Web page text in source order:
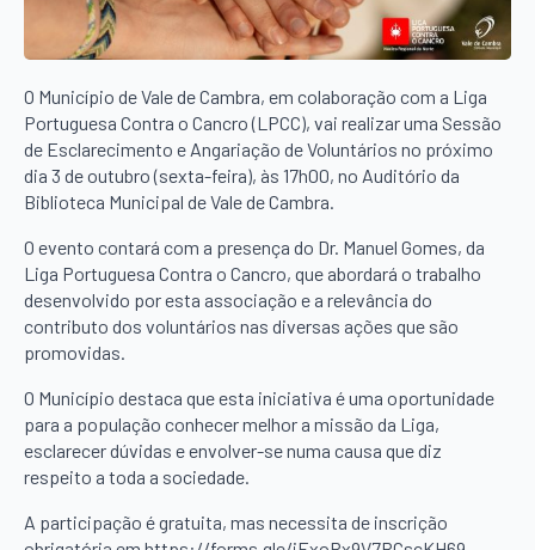
O Município de Vale de Cambra, em colaboração com a Liga
Portuguesa Contra o Cancro (LPCC), vai realizar uma Sessão
de Esclarecimento e Angariação de Voluntários no próximo
dia 3 de outubro (sexta-feira), às 17h00, no Auditório da
Biblioteca Municipal de Vale de Cambra.
O evento contará com a presença do Dr. Manuel Gomes, da
Liga Portuguesa Contra o Cancro, que abordará o trabalho
desenvolvido por esta associação e a relevância do
contributo dos voluntários nas diversas ações que são
promovidas.
O Município destaca que esta iniciativa é uma oportunidade
para a população conhecer melhor a missão da Liga,
esclarecer dúvidas e envolver-se numa causa que diz
respeito a toda a sociedade.
A participação é gratuita, mas necessita de inscrição